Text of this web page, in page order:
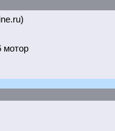
мотор